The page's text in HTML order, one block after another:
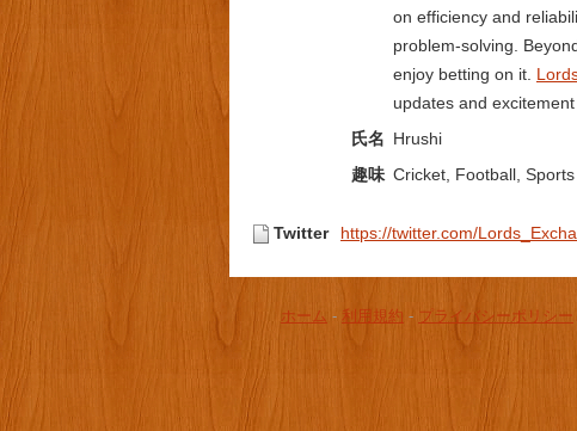
on efficiency and
problem-solving.
enjoy betting on it.
updates and
氏名 Hrushi
趣味 Cricket, Football,
Twitter https://twitter.com/
ホーム - 利用規約 - プライバシーポリシー